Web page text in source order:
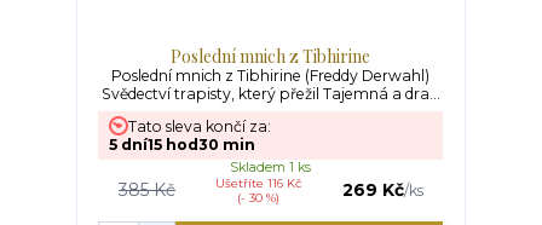
Poslední mnich z Tibhirine
Poslední mnich z Tibhirine (Freddy Derwahl)
Svědectví trapisty, který přežil Tajemná a dra...
385 Kč
Ušetříte 116 Kč
(- 30 %)
269 Kč/ks
Skladem 1 ks
Tato sleva končí za:
5 dní15 hod30 min